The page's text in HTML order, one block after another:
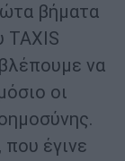
βήματα
TAXIS
να
οι
που έγινε